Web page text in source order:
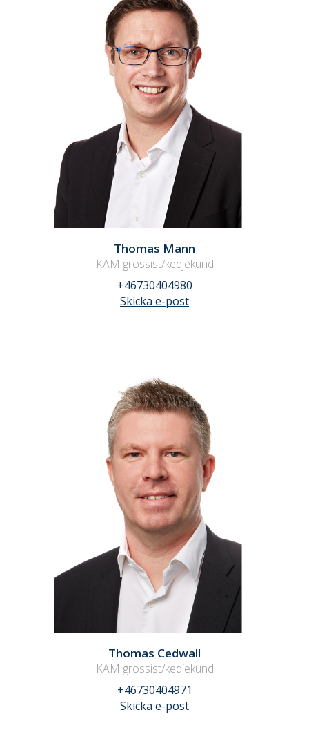
Thomas Mann
KAM grossist/kedjekund
+46730404980
Skicka e-post
Thomas Cedwall
KAM grossist/kedjekund
+46730404971
Skicka e-post